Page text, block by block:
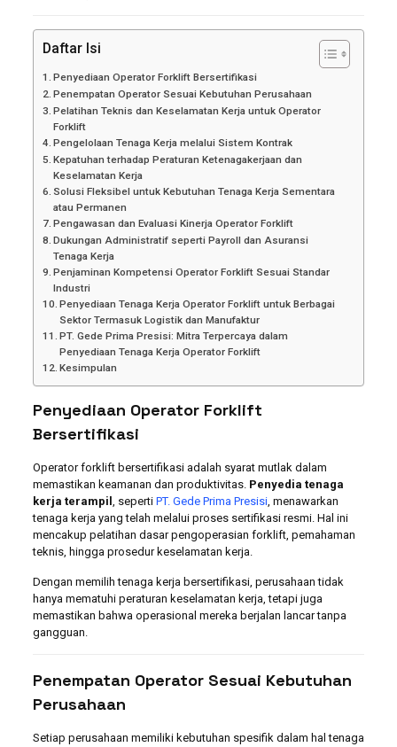
Daftar Isi
Penyediaan Operator Forklift Bersertifikasi
Penempatan Operator Sesuai Kebutuhan Perusahaan
Pelatihan Teknis dan Keselamatan Kerja untuk Operator
Forklift
Pengelolaan Tenaga Kerja melalui Sistem Kontrak
Kepatuhan terhadap Peraturan Ketenagakerjaan dan
Keselamatan Kerja
Solusi Fleksibel untuk Kebutuhan Tenaga Kerja Sementara
atau Permanen
Pengawasan dan Evaluasi Kinerja Operator Forklift
Dukungan Administratif seperti Payroll dan Asuransi
Tenaga Kerja
Penjaminan Kompetensi Operator Forklift Sesuai Standar
Industri
Penyediaan Tenaga Kerja Operator Forklift untuk Berbagai
Sektor Termasuk Logistik dan Manufaktur
PT. Gede Prima Presisi: Mitra Terpercaya dalam
Penyediaan Tenaga Kerja Operator Forklift
Kesimpulan
Penyediaan Operator Forklift
Bersertifikasi
Operator forklift bersertifikasi adalah syarat mutlak dalam
memastikan keamanan dan produktivitas. Penyedia tenaga
kerja terampil , seperti PT. Gede Prima Presisi, menawarkan
tenaga kerja yang telah melalui proses sertifikasi resmi. Hal ini
mencakup pelatihan dasar pengoperasian forklift, pemahaman
teknis, hingga prosedur keselamatan kerja.
Dengan memilih tenaga kerja bersertifikasi, perusahaan tidak
hanya mematuhi peraturan keselamatan kerja, tetapi juga
memastikan bahwa operasional mereka berjalan lancar tanpa
gangguan.
Penempatan Operator Sesuai Kebutuhan
Perusahaan
Setiap perusahaan memiliki kebutuhan spesifik dalam hal tenaga